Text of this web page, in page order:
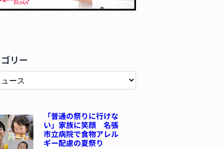
リー
「普通の祭りに行けな
い」家族に笑顔 名張
市立病院で食物アレル
ギー配慮の夏祭り